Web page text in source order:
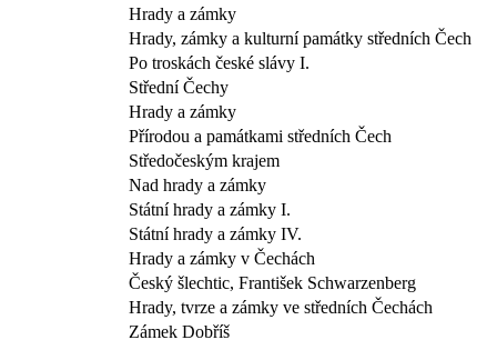
Hrady a zámky
Hrady, zámky a kulturní památky středních Čech
Po troskách české slávy I.
Střední Čechy
Hrady a zámky
Přírodou a památkami středních Čech
Středočeským krajem
Nad hrady a zámky
Státní hrady a zámky I.
Státní hrady a zámky IV.
Hrady a zámky v Čechách
Český šlechtic, František Schwarzenberg
Hrady, tvrze a zámky ve středních Čechách
Zámek Dobříš